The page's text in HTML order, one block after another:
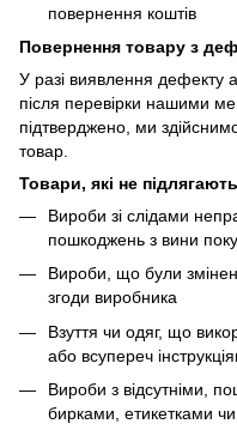
повернення коштів
Повернення товару з
У разі виявлення дефекту
після перевірки нашими
підтверджено, ми
товар.
Товари, які не
Вироби зі слідами
пошкоджень з вини
Вироби, що були
згоди виробника
Взуття чи одяг, що
або всупереч
Вироби з відсутніми,
бирками, етикетками